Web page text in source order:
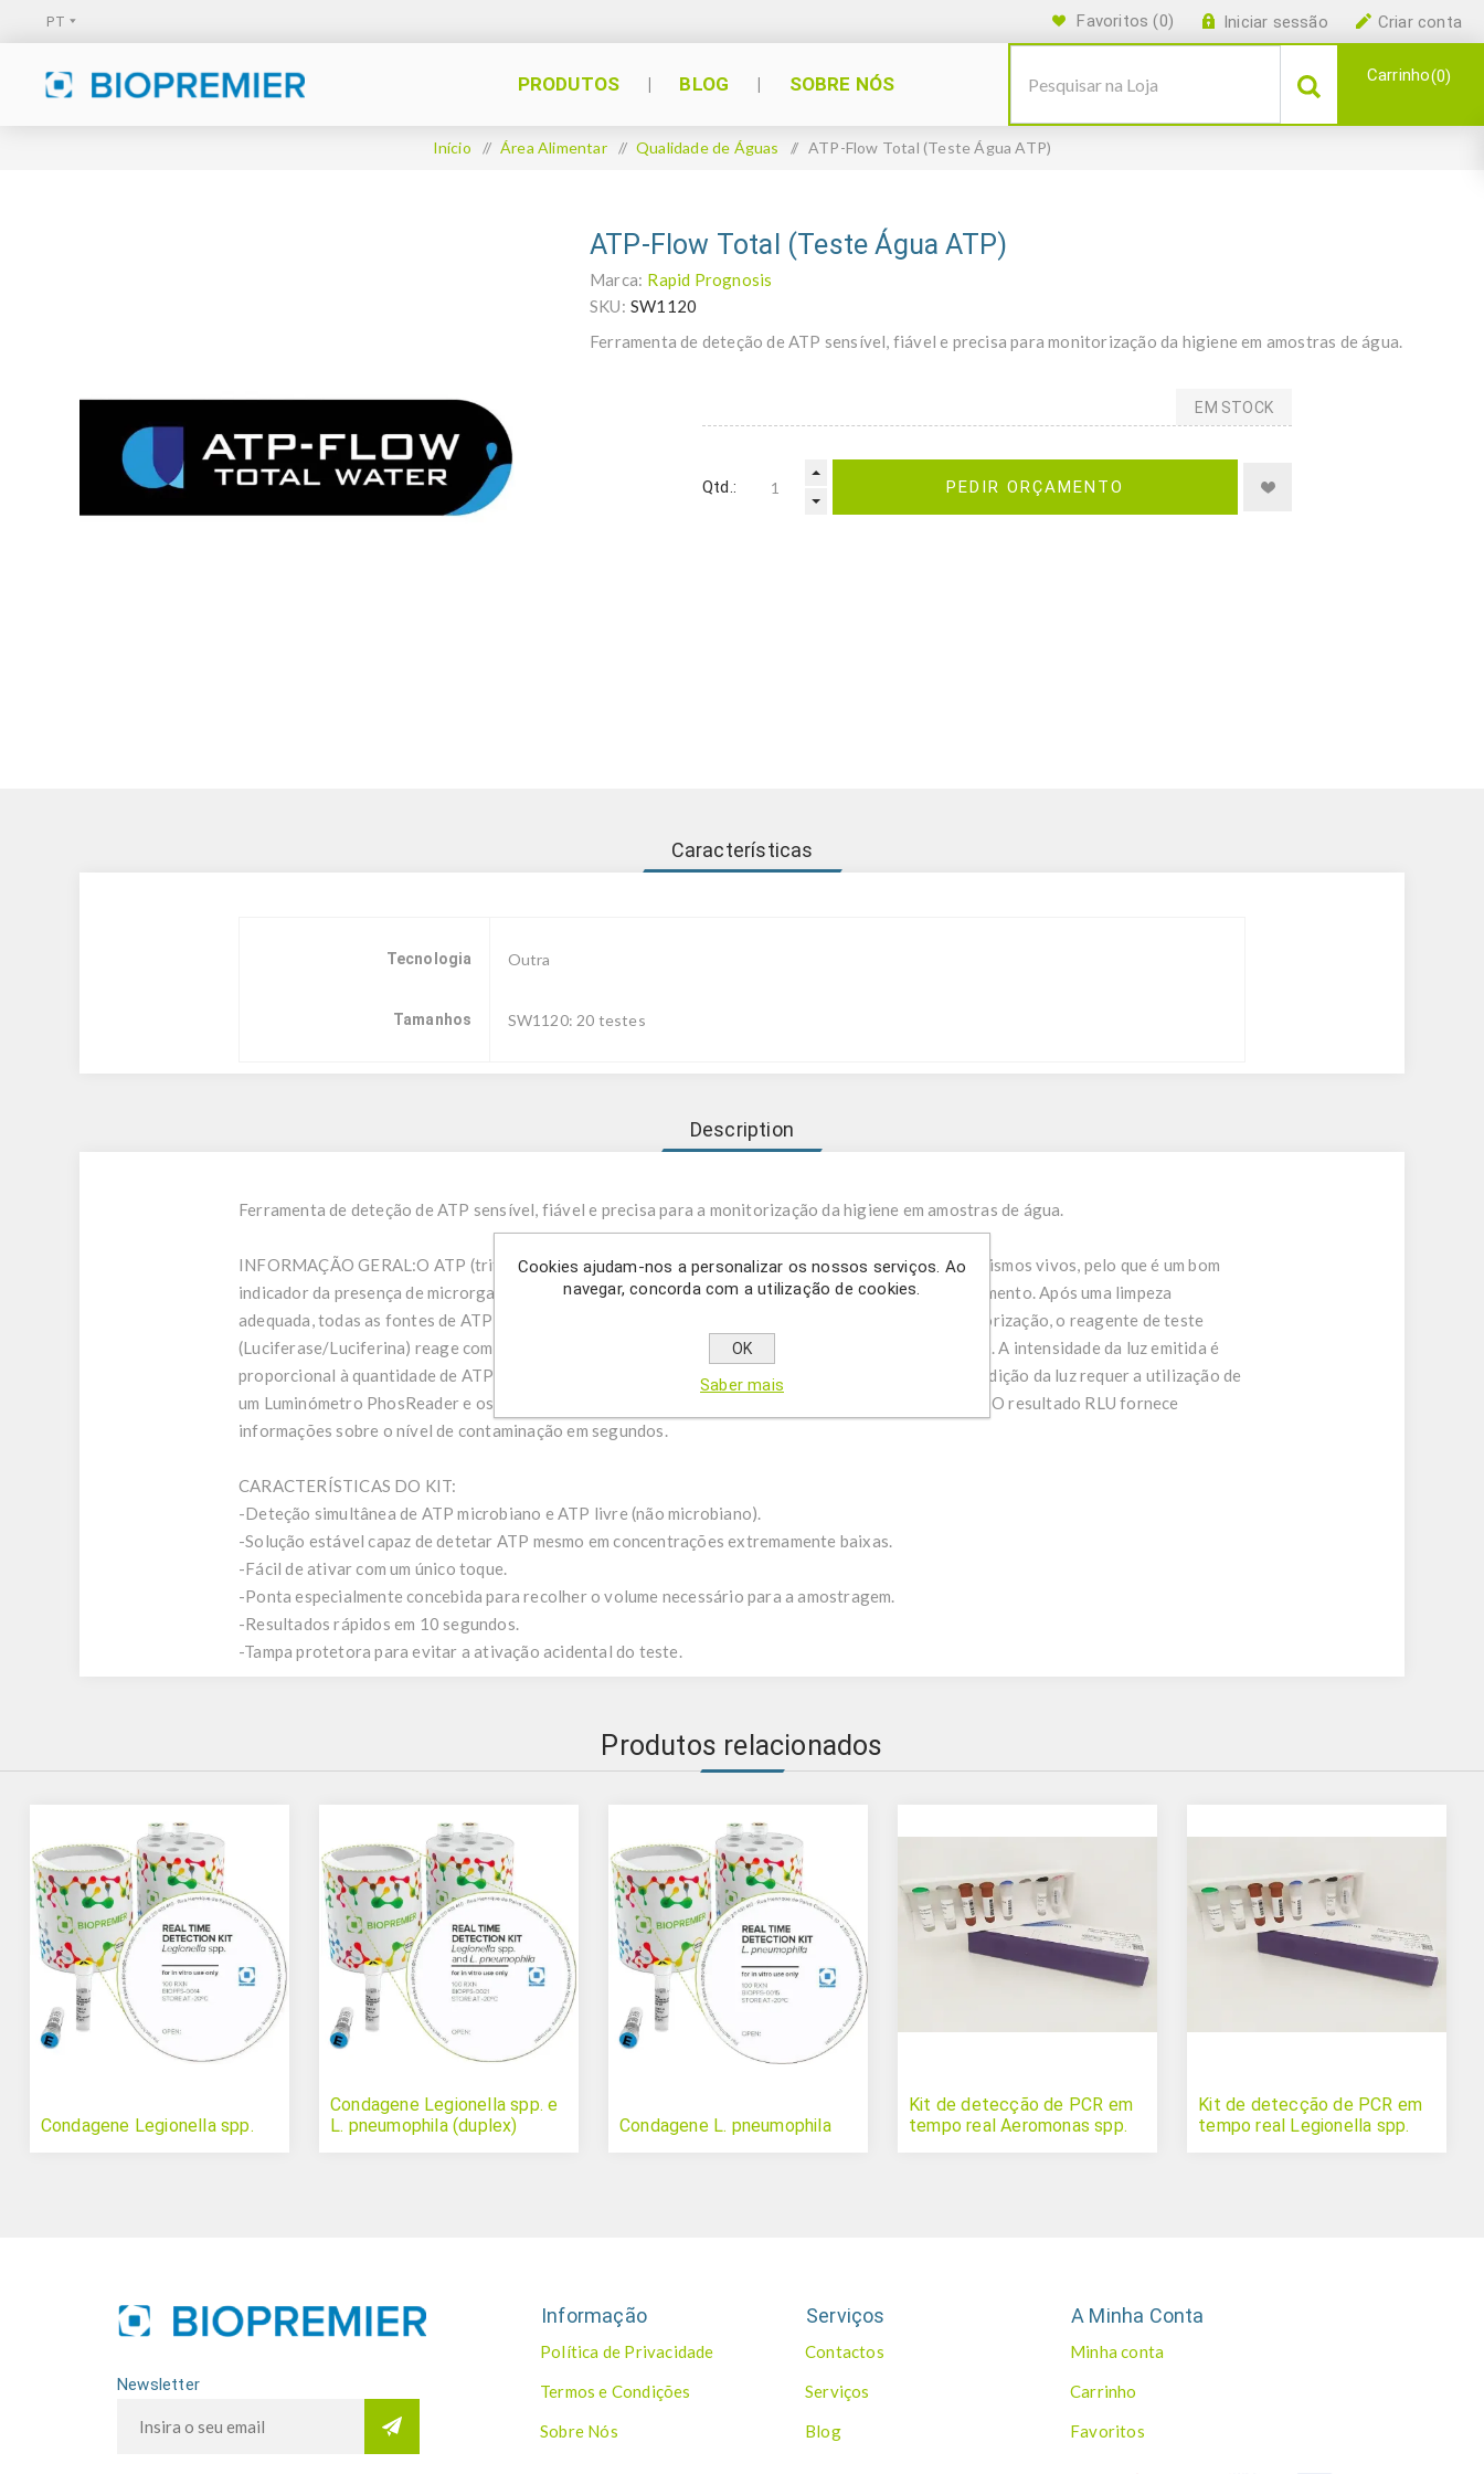
Criar conta
Iniciar sessão
Favoritos (0)
PRODUTOS BLOG SOBRE NÓS Carrinho 0
Início / Área Alimentar / Qualidade de Águas / ATP-Flow Total (Teste Água ATP)
ATP-Flow Total (Teste Água ATP)
Marca: Rapid Prognosis
SKU: SW1120
Ferramenta de deteção de ATP sensível, fiável e precisa para monitorização da higiene em amostras de água.
EM STOCK
Qtd.: PEDIR ORÇAMENTO
Características
Tecnologia Outra
Tamanhos SW1120: 20 testes
Description
Ferramenta de deteção de ATP sensível, fiável e precisa para a monitorização da higiene em amostras de água.
INFORMAÇÃO GERAL:O ATP (trifosfato de adenosina) é uma molécula presente em todos os organismos vivos, pelo que é um bom
indicador da presença de microrganismos ou resíduos dos mesmos que podem promover o seu crescimento. Após uma limpeza
adequada, todas as fontes de ATP devem ser reduzidas significativamente. Quando se inicia a monitorização, o reagente de teste
(Luciferase/Luciferina) reage com o ATP recolhido no zaragatoa para produzir luminescência (sch. 1). A intensidade da luz emitida é
proporcional à quantidade de ATP e, por isso, é também proporcional ao grau de contaminação. A medição da luz requer a utilização de
um Luminómetro PhosReader e os resultados são apresentados em Unidades Relativas de Luz (RLU). O resultado RLU fornece
informações sobre o nível de contaminação em segundos.
CARACTERÍSTICAS DO KIT:
-Deteção simultânea de ATP microbiano e ATP livre (não microbiano).
-Solução estável capaz de detetar ATP mesmo em concentrações extremamente baixas.
-Fácil de ativar com um único toque.
-Ponta especialmente concebida para recolher o volume necessário para a amostragem.
-Resultados rápidos em 10 segundos.
-Tampa protetora para evitar a ativação acidental do teste.
Produtos relacionados
Condagene Legionella spp.
Condagene Legionella spp. e
L. pneumophila (duplex)
Condagene L. pneumophila
Kit de detecção de PCR em
tempo real Aeromonas spp.
Kit de detecção de PCR em
tempo real Legionella spp.
Newsletter
Informação
Política de Privacidade
Termos e Condições
Sobre Nós
Serviços
Contactos
Serviços
Blog
A Minha Conta
Minha conta
Carrinho
Favoritos
Cookies ajudam-nos a personalizar os nossos serviços. Ao
navegar, concorda com a utilização de cookies.
OK
Saber mais